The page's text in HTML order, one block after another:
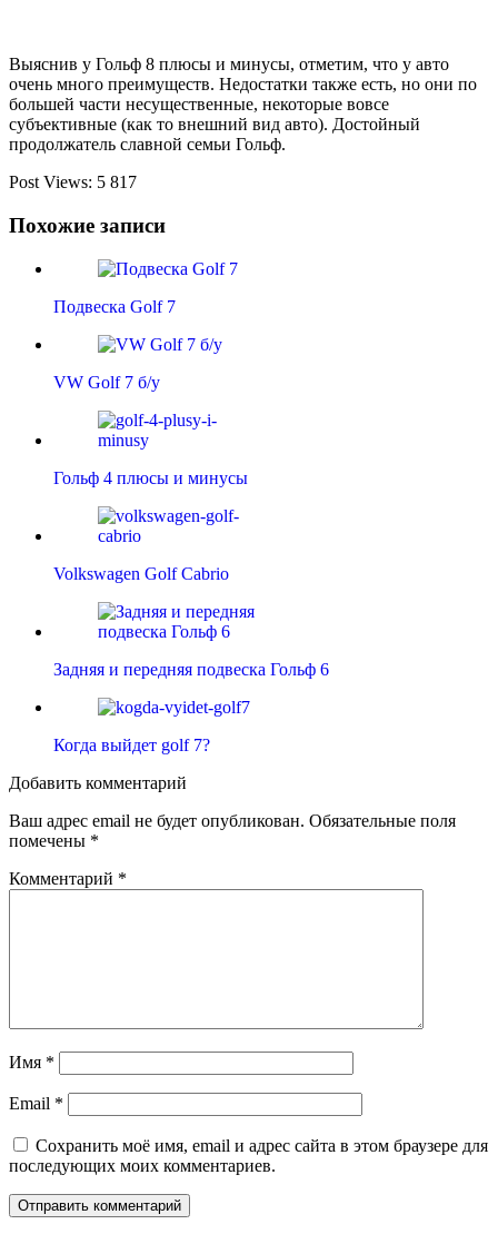
Выяснив у Гольф 8 плюсы и минусы, отметим, что у авто
очень много преимуществ. Недостатки также есть, но они по
большей части несущественные, некоторые вовсе
субъективные (как то внешний вид авто). Достойный
продолжатель славной семьи Гольф.
Post Views: 5 817
Похожие записи
Подвеска Golf 7
VW Golf 7 б/у
Гольф 4 плюсы и минусы
Volkswagen Golf Cabrio
Задняя и передняя подвеска Гольф 6
Когда выйдет golf 7?
Добавить комментарий
Ваш адрес email не будет опубликован. Обязательные поля
помечены *
Комментарий *
Имя *
Email *
Сохранить моё имя, email и адрес сайта в этом браузере для
последующих моих комментариев.